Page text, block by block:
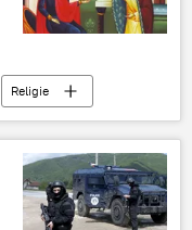
Religie